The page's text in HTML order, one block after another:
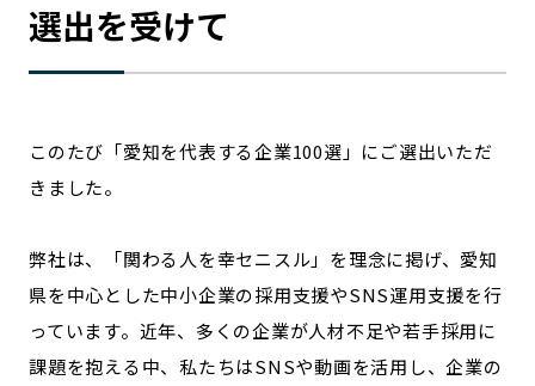
選出を受けて
このたび「愛知を代表する企業100選」にご選出いただ
きました。
弊社は、「関わる人を幸セニスル」を理念に掲げ、愛知
県を中心とした中小企業の採用支援やSNS運用支援を行
っています。近年、多くの企業が人材不足や若手採用に
課題を抱える中、私たちはSNSや動画を活用し、企業の